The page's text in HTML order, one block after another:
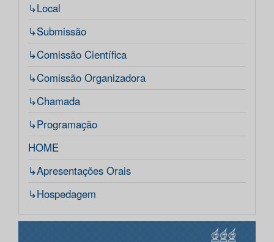
↳Local
↳Submissão
↳Comissão Científica
↳Comissão Organizadora
↳Chamada
↳Programação
HOME
↳Apresentações Orais
↳Hospedagem